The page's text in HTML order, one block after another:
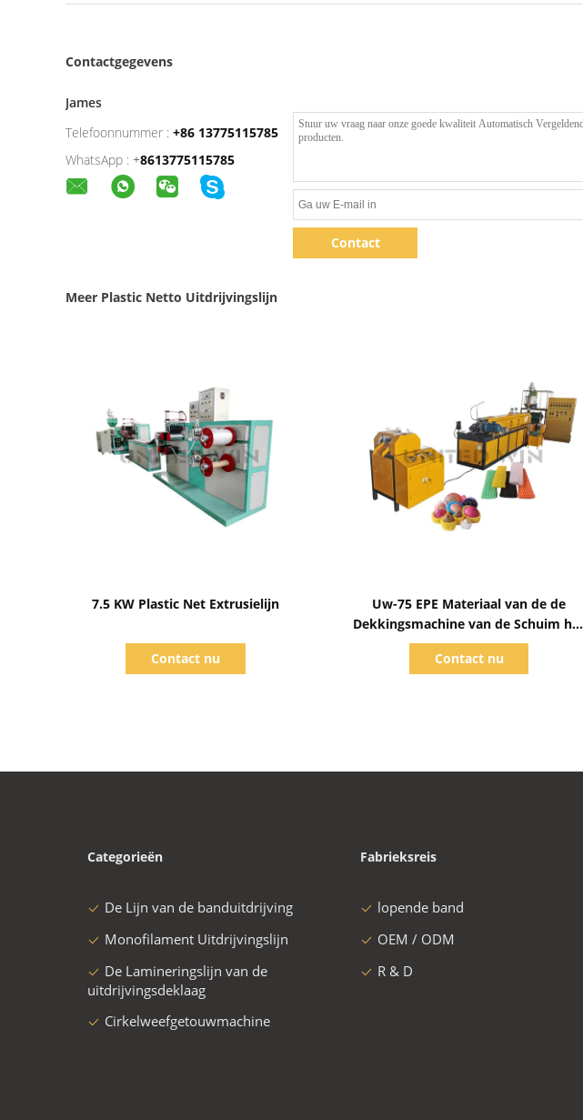
Contactgegevens
James
Telefoonnummer : +86 13775115785
WhatsApp : +8613775115785
Contact
Meer Plastic Netto Uitdrijvingslijn
7.5 KW Plastic Net Extrusielijn
Contact nu
Uw-75 EPE Materiaal van de de
Dekkingsmachine van de Schuim het
Netto Productielijn Netto
Contact nu
Categorieën
De Lijn van de banduitdrijving
Monofilament Uitdrijvingslijn
De Lamineringslijn van de
uitdrijvingsdeklaag
Cirkelweefgetouwmachine
Fabrieksreis
lopende band
OEM / ODM
R & D